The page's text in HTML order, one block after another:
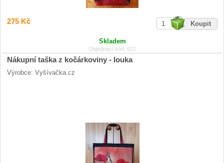
275 Kč
Skladem
Objednací kód: 621
Nákupní taška z kočárkoviny - louka
Výrobce: Vyšívačka.cz